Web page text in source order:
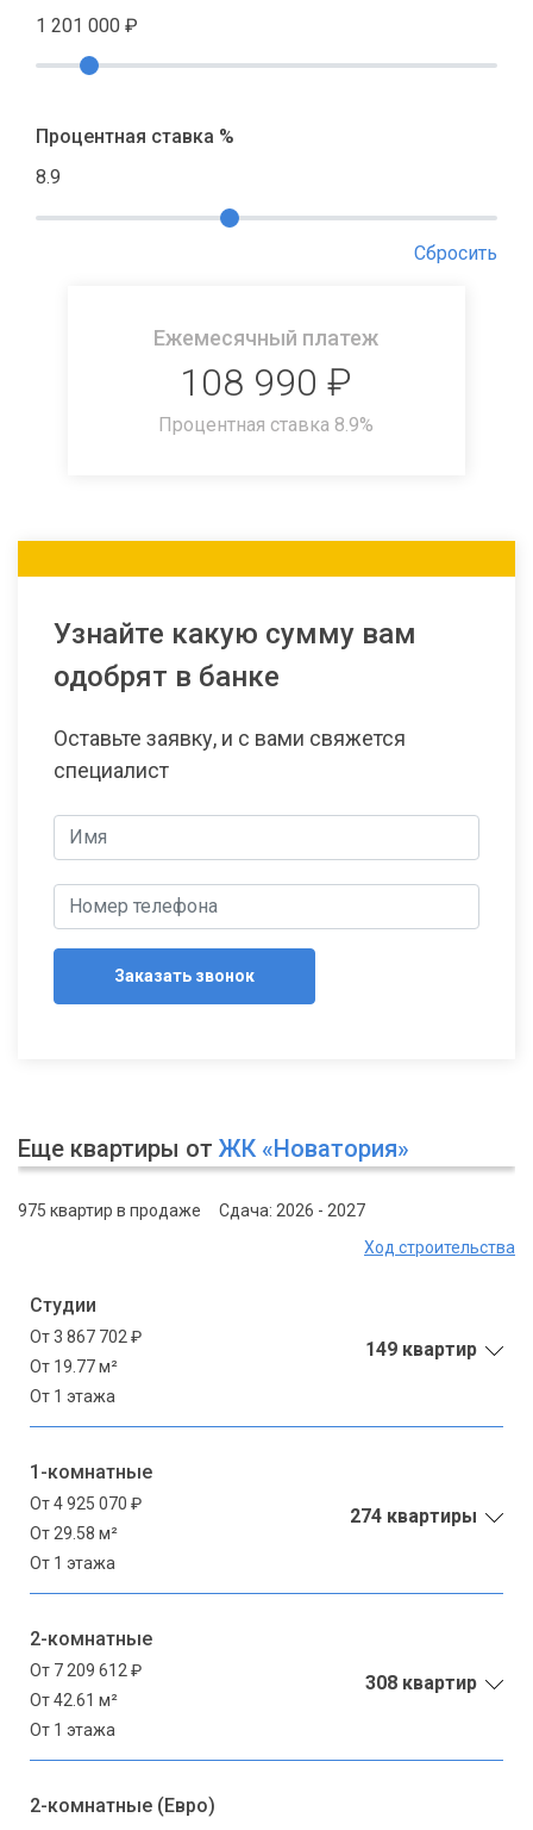
1 201 000 ₽
Процентная ставка %
8.9
Сбросить
Ежемесячный платеж
108 990 ₽
Процентная ставка 8.9%
Узнайте какую сумму вам
одобрят в банке
Оставьте заявку, и с вами свяжется
специалист
Заказать звонок
Еще квартиры от ЖК «Новатория»
975 квартир в продаже
Сдача: 2026 - 2027
Ход строительства
Студии
От 3 867 702 ₽
От 19.77 м²
От 1 этажа
149 квартир
1-комнатные
От 4 925 070 ₽
От 29.58 м²
От 1 этажа
274 квартиры
2-комнатные
От 7 209 612 ₽
От 42.61 м²
От 1 этажа
308 квартир
2-комнатные (Евро)